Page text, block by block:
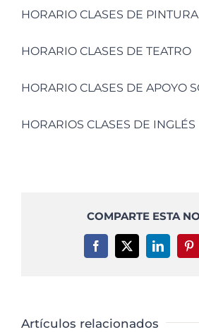
HORARIO CLASES DE PINTURA
HORARIO CLASES DE TEATRO
HORARIO CLASES DE APOYO
HORARIOS CLASES DE INGLÉS
COMPARTE ESTA
Facebook
X LinkedIn
Artículos relacionados